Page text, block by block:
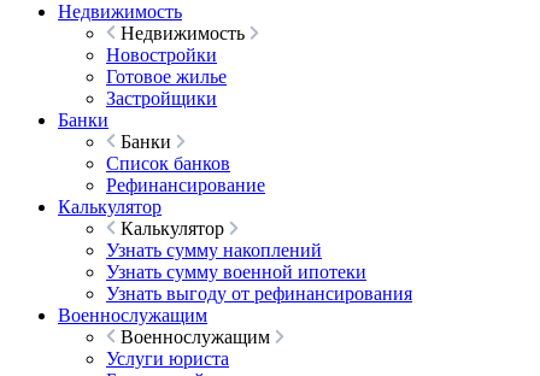
Недвижимость
Недвижимость
Новостройки
Готовое жилье
Застройщики
Банки
Банки
Список банков
Рефинансирование
Калькулятор
Калькулятор
Узнать сумму накоплений
Узнать сумму военной ипотеки
Узнать выгоду от рефинансирования
Военнослужащим
Военнослужащим
Услуги юриста